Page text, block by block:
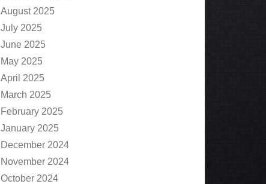
August 2025
July 2025
June 2025
May 2025
April 2025
March 2025
February 2025
January 2025
December 2024
November 2024
October 2024